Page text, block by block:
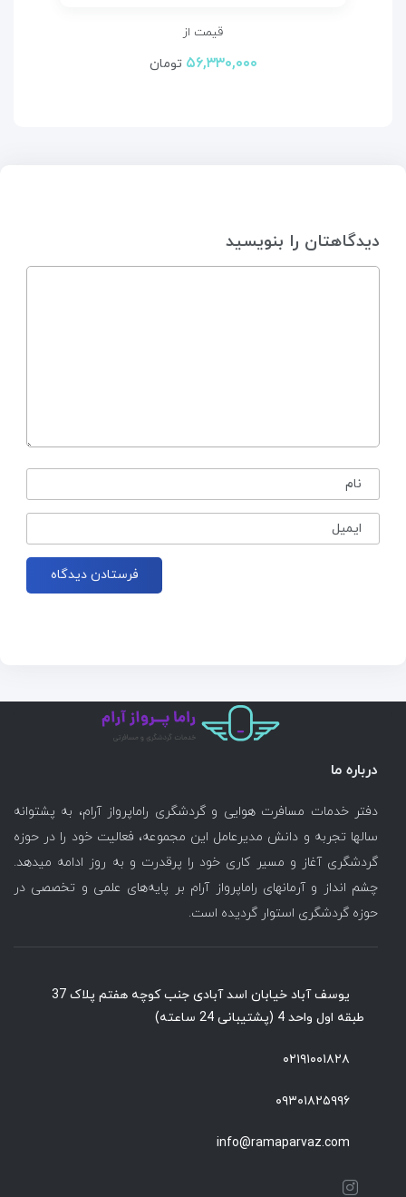
قیمت از
۵۶,۳۳۰,۰۰۰ تومان
دیدگاهتان را بنویسید
نام
ایمیل
درباره ما
دفتر خدمات مسافرت هوایی و گردشگری راماپرواز آرام، به پشتوانه
سالها تجربه و دانش مدیرعامل این مجموعه، فعالیت خود را در حوزه
گردشگری آغاز و مسیر کاری خود را پرقدرت و به روز ادامه میدهد.
چشم انداز و آرمانهای راماپرواز آرام بر پایه‌های علمی و تخصصی در
حوزه گردشگری استوار گردیده است.
یوسف آباد خیابان اسد آبادی جنب کوچه هفتم پلاک 37
طبقه اول واحد 4 (پشتیبانی 24 ساعته)
۰۲۱۹۱۰۰۱۸۲۸
۰۹۳۰۱۸۲۵۹۹۶
info@ramaparvaz.com